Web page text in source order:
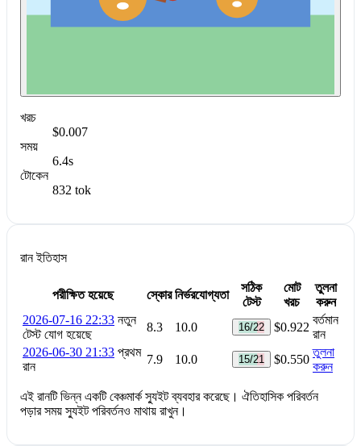
খরচ
$0.007
সময়
6.4s
টোকেন
832 tok
রান ইতিহাস
পরীক্ষিত হয়েছে স্কোর নির্ভরযোগ্যতা
সঠিক
টেস্ট
মোট
খরচ
তুলনা
করুন
2026-07-16 22:33 নতুন
টেস্ট যোগ হয়েছে
8.3 10.0 16/22 $0.922
বর্তমান
রান
2026-06-30 21:33 প্রথম
রান
7.9 10.0 15/21 $0.550
তুলনা
করুন
এই রানটি ভিন্ন একটি বেঞ্চমার্ক স্যুইট ব্যবহার করেছে। ঐতিহাসিক পরিবর্তন
পড়ার সময় স্যুইট পরিবর্তনও মাথায় রাখুন।